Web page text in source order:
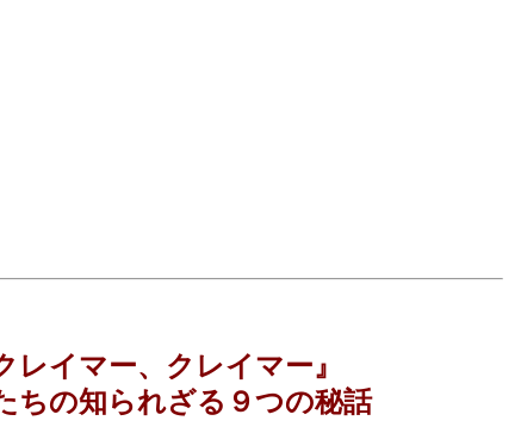
レイマー、クレイマー』
ちの知られざる９つの秘話